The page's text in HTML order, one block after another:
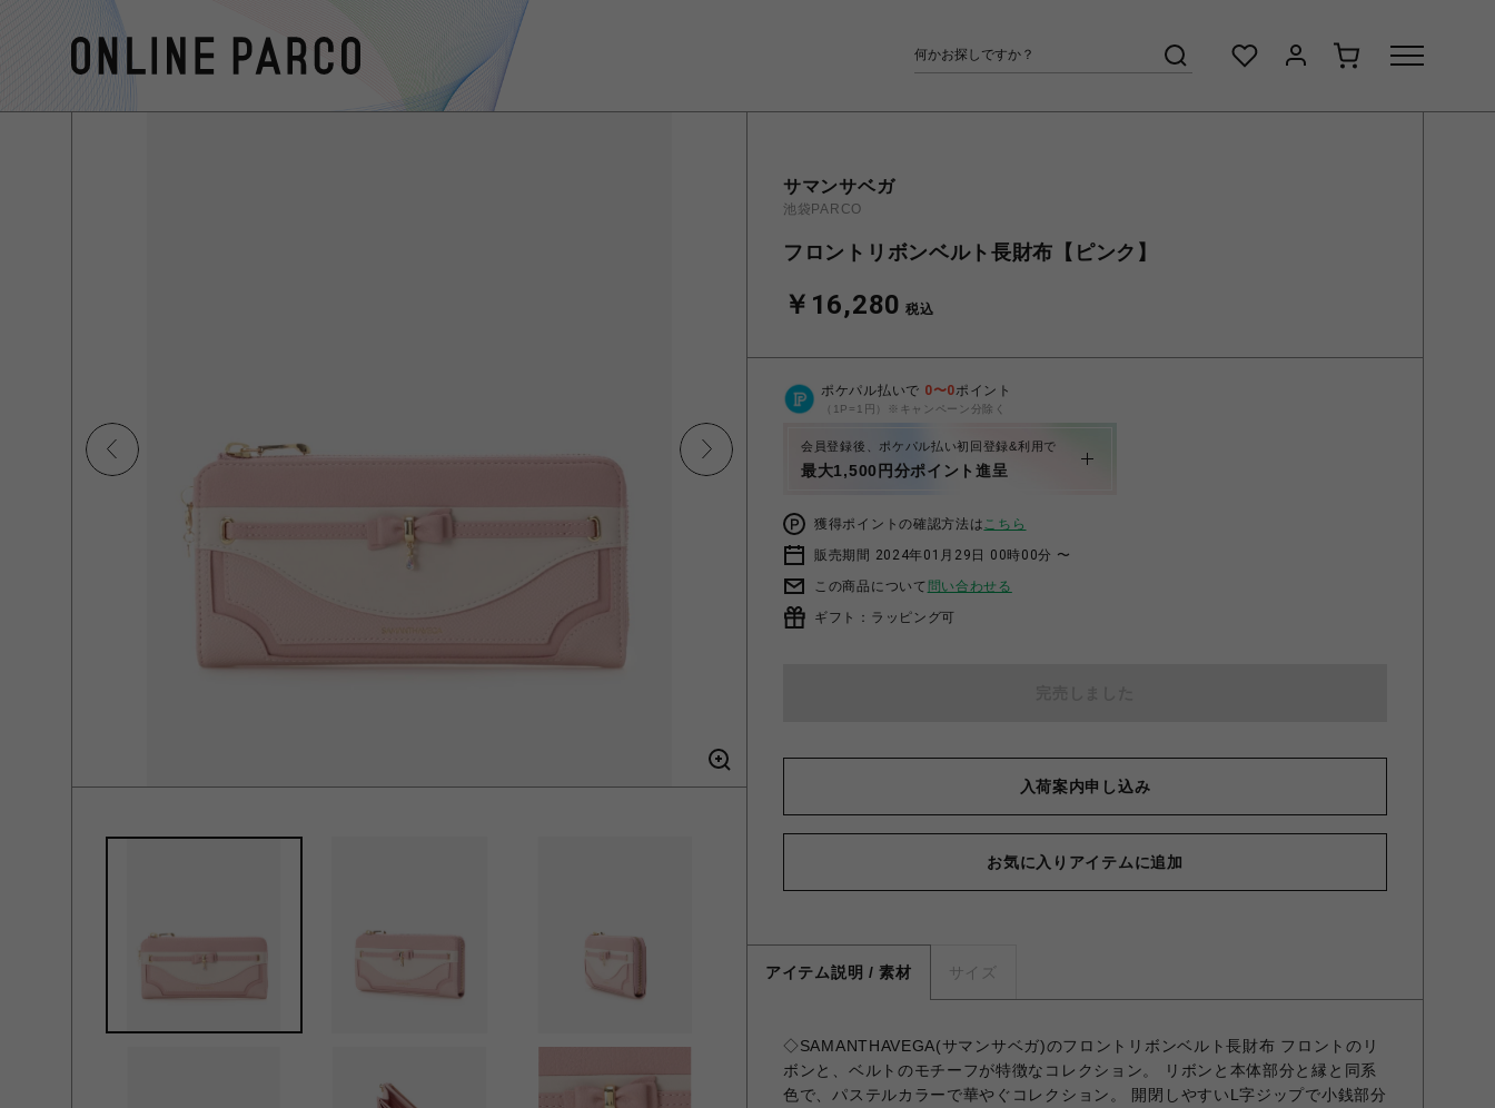
サマンサベガ
池袋PARCO
フロントリボンベルト長財布【ピンク】
￥16,280 税込
ポケパル払いで 0〜0ポイント
（1P=1円）※キャンペーン分除く
会員登録後、ポケパル払い初回登録&利用で
最大1,500円分ポイント進呈
獲得ポイントの確認方法はこちら
販売期間 2024年01月29日 00時00分 〜
この商品について 問い合わせる
ギフト：ラッピング可
入荷案内申し込み
お気に入りアイテムに追加
アイテム説明 / 素材 サイズ
◇SAMANTHAVEGA(サマンサベガ)のフロントリボンベルト長財布 フロントのリ
ボンと、ベルトのモチーフが特徴なコレクション。 リボンと本体部分と縁と同系
色で、パステルカラーで華やぐコレクション。 開閉しやすいL字ジップで小銭部分